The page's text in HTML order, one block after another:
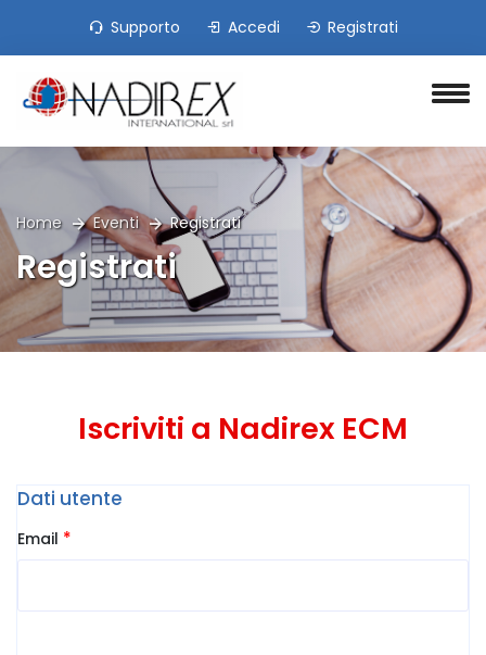
Supporto Accedi Registrati
Home Eventi Registrati
Registrati
Iscriviti a Nadirex ECM
Dati utente
Email *